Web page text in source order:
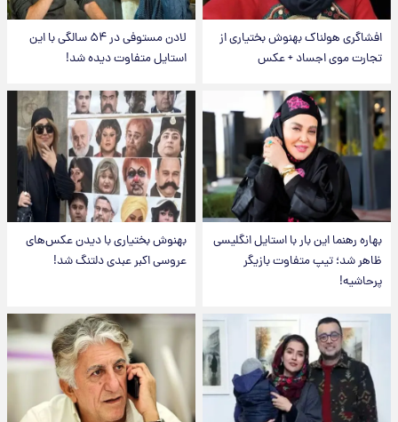
افشاگری هولناک بهنوش بختیاری از
تجارت موی اجساد + عکس
لادن مستوفی در ۵۴ سالگی با این
استایل متفاوت دیده شد!
بهاره رهنما این بار با استایل انگلیسی
ظاهر شد؛ تیپ متفاوت بازیگر
پرحاشیه!
بهنوش بختیاری با دیدن عکس‌های
عروسی اکبر عبدی دلتنگ شد!